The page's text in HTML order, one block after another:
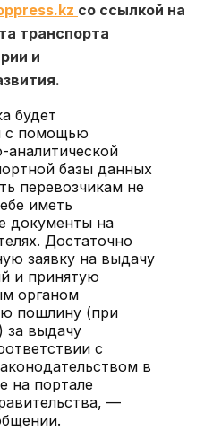
со ссылкой на
транспорта
и
будет
с помощью
базы данных
перевозчикам не
иметь
документы на
Достаточно
заявку на выдачу
и принятую
органом
пошлину (при
за выдачу
с
в
на портале
—